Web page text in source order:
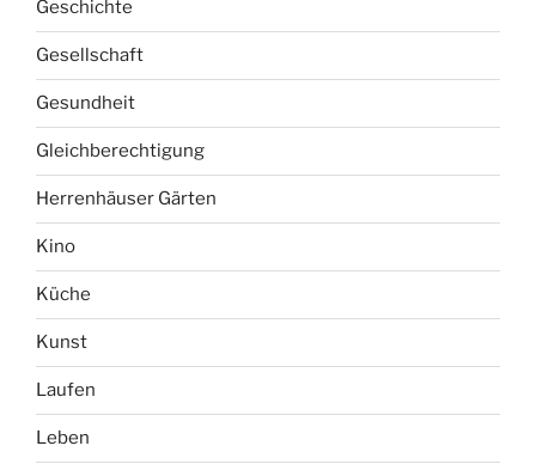
Geschichte
Gesellschaft
Gesundheit
Gleichberechtigung
Herrenhäuser Gärten
Kino
Küche
Kunst
Laufen